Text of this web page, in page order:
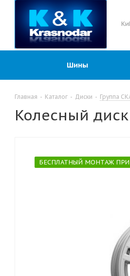
Шины
Главная - Каталог - Диски - Группа
Колесный
БЕСПЛАТНЫЙ МОНТАЖ